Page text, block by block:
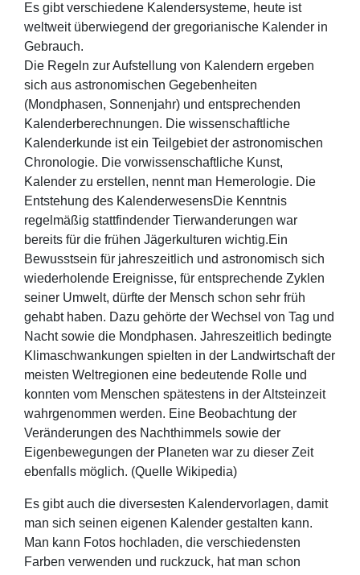
Es gibt verschiedene Kalendersysteme, heute ist
weltweit überwiegend der gregorianische Kalender in
Gebrauch.
Die Regeln zur Aufstellung von Kalendern ergeben
sich aus astronomischen Gegebenheiten
(Mondphasen, Sonnenjahr) und entsprechenden
Kalenderberechnungen. Die wissenschaftliche
Kalenderkunde ist ein Teilgebiet der astronomischen
Chronologie. Die vorwissenschaftliche Kunst,
Kalender zu erstellen, nennt man Hemerologie. Die
Entstehung des KalenderwesensDie Kenntnis
regelmäßig stattfindender Tierwanderungen war
bereits für die frühen Jägerkulturen wichtig.Ein
Bewusstsein für jahreszeitlich und astronomisch sich
wiederholende Ereignisse, für entsprechende Zyklen
seiner Umwelt, dürfte der Mensch schon sehr früh
gehabt haben. Dazu gehörte der Wechsel von Tag und
Nacht sowie die Mondphasen. Jahreszeitlich bedingte
Klima­schwankungen spielten in der Landwirtschaft der
meisten Weltregionen eine bedeutende Rolle und
konnten vom Menschen spätestens in der Altsteinzeit
wahrgenommen werden. Eine Beobachtung der
Veränderungen des Nachthimmels sowie der
Eigenbewegungen der Planeten war zu dieser Zeit
ebenfalls möglich. (Quelle Wikipedia)
Es gibt auch die diversesten Kalendervorlagen, damit
man sich seinen eigenen Kalender gestalten kann.
Man kann Fotos hochladen, die verschiedensten
Farben verwenden und ruckzuck, hat man schon